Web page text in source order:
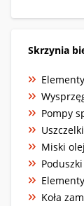
Skrzynia
Pompy
Miski
Koła